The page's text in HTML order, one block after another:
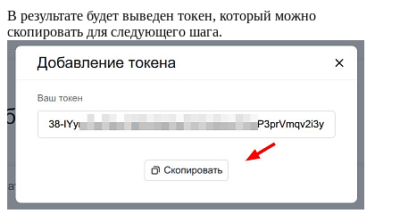
В результате будет выведен токен, который можно
скопировать для следующего шага.